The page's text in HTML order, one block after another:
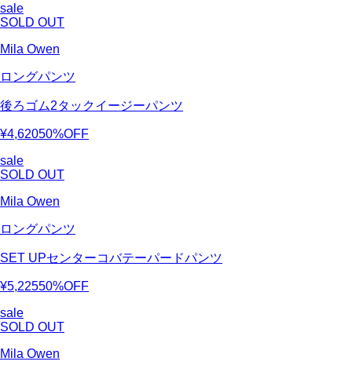
sale
SOLD OUT
Mila Owen
ロングパンツ
後ろゴム2タックイージーパンツ
¥4,62050%OFF
sale
SOLD OUT
Mila Owen
ロングパンツ
SET UPセンターコバテーパードパンツ
¥5,22550%OFF
sale
SOLD OUT
Mila Owen